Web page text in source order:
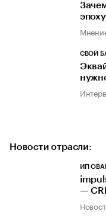
СВОЙ
Новости отрасли:
ИП
—